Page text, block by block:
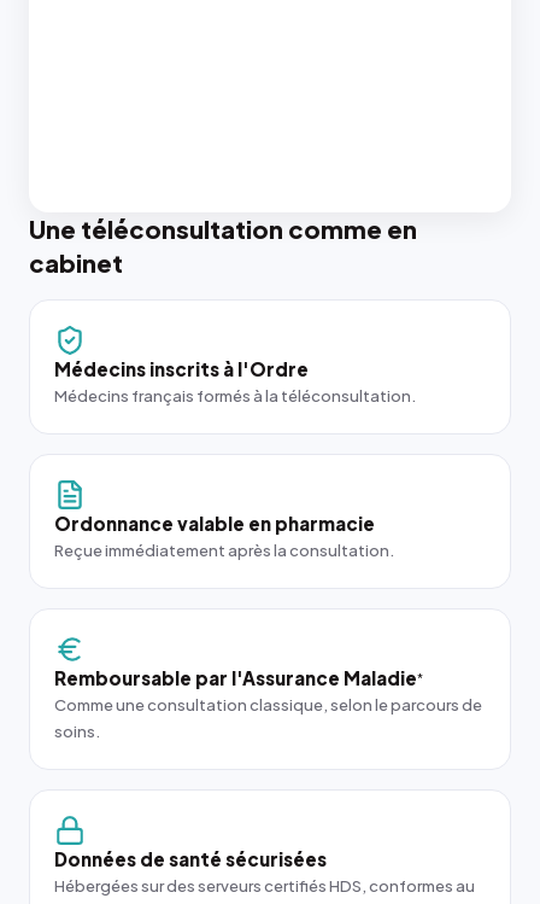
Une téléconsultation comme en
cabinet
Médecins inscrits à l'Ordre
Médecins français formés à la téléconsultation.
Ordonnance valable en pharmacie
Reçue immédiatement après la consultation.
Remboursable par l'Assurance Maladie*
Comme une consultation classique, selon le parcours de
soins.
Données de santé sécurisées
Hébergées sur des serveurs certifiés HDS, conformes au